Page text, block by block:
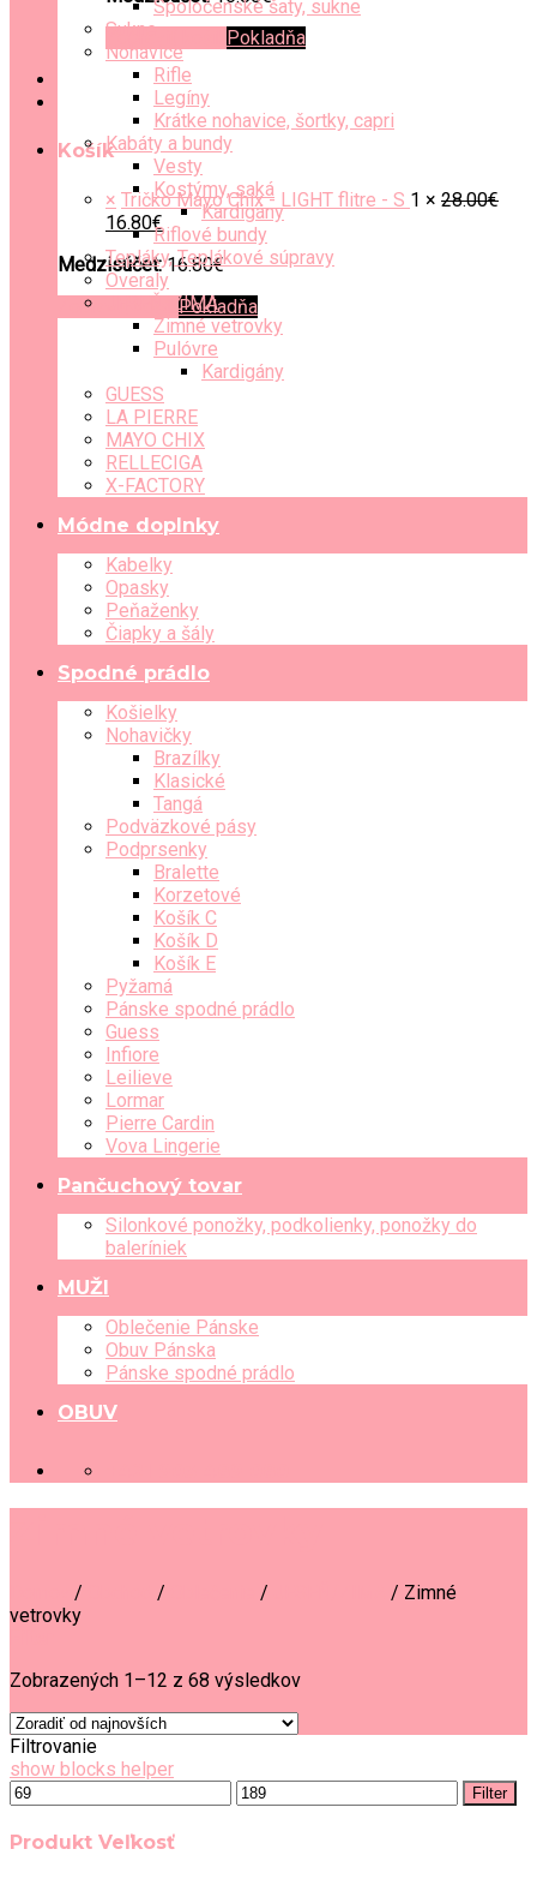
Pokladňa
Košík
× Tričko Mayo Chix - LIGHT flitre - S 1 × 28.00€
16.80€
Medzisúčet: 16.80€
Zobraziť košík Pokladňa
Spoločenské šaty, sukne
Sukne
Nohavice
Rifle
Legíny
Krátke nohavice, šortky, capri
Kabáty a bundy
Vesty
Kostýmy, saká
Kardigány
Riflové bundy
Tepláky, Teplákové súpravy
Overaly
JESEŇ/ZIMA
Zimné vetrovky
Pulóvre
Kardigány
GUESS
LA PIERRE
MAYO CHIX
RELLECIGA
X-FACTORY
Módne doplnky
Kabelky
Opasky
Peňaženky
Čiapky a šály
Spodné prádlo
Košielky
Nohavičky
Brazílky
Klasické
Tangá
Podväzkové pásy
Podprsenky
Bralette
Korzetové
Košík C
Košík D
Košík E
Pyžamá
Pánske spodné prádlo
Guess
Infiore
Leilieve
Lormar
Pierre Cardin
Vova Lingerie
Pančuchový tovar
Silonkové ponožky, podkolienky, ponožky do
baleríniek
MUŽI
Oblečenie Pánske
Obuv Pánska
Pánske spodné prádlo
OBUV
/ / / / Zimné
vetrovky
Zobrazených 1–12 z 68 výsledkov
Filtrovanie
show blocks helper
Filter
Produkt Veľkosť